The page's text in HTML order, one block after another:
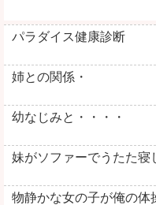
パラダイス健康診断
姉との関係・
幼なじみと・・・・
妹がソファーでうたた寝
物静かな女の子が俺の体